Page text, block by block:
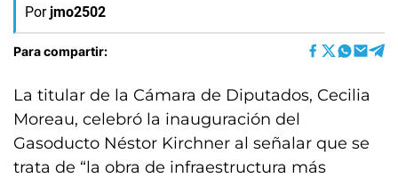
Por jmo2502
Para compartir:
La titular de la Cámara de Diputados, Cecilia
Moreau, celebró la inauguración del
Gasoducto Néstor Kirchner al señalar que se
trata de “la obra de infraestructura más